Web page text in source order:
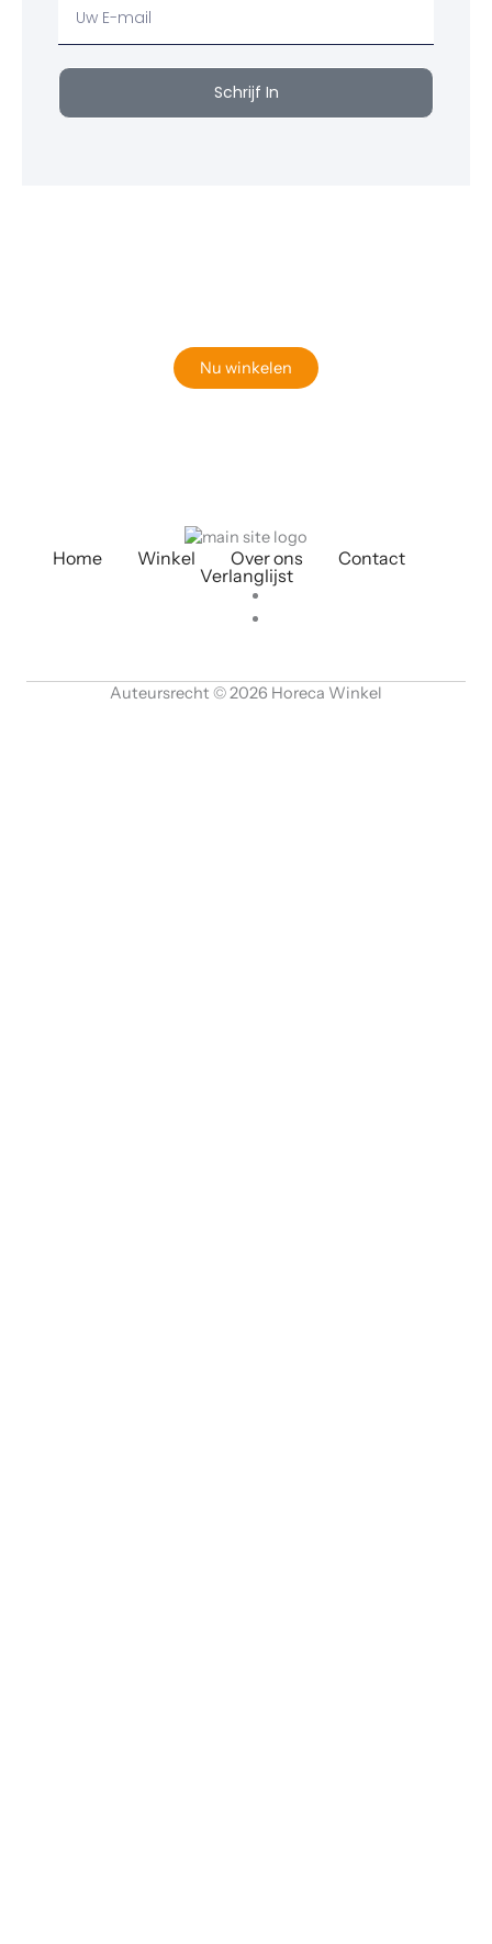
email
Schrijf In
Nu winkelen
Home Winkel Over ons
Contact
Verlanglijst
Auteursrecht © 2026 Horeca Winkel